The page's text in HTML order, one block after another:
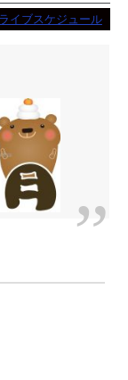
ライブスケジュール